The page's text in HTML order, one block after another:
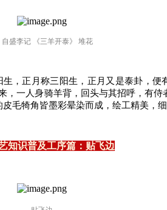
自盛李记 《三羊开泰》 堆花
正月称三阳生，正月又是泰卦，便
一人身骑羊背，回头与其招呼，有
毛犄角皆墨彩晕染而成，绘工精美，细
知识普及工序篇：贴飞边